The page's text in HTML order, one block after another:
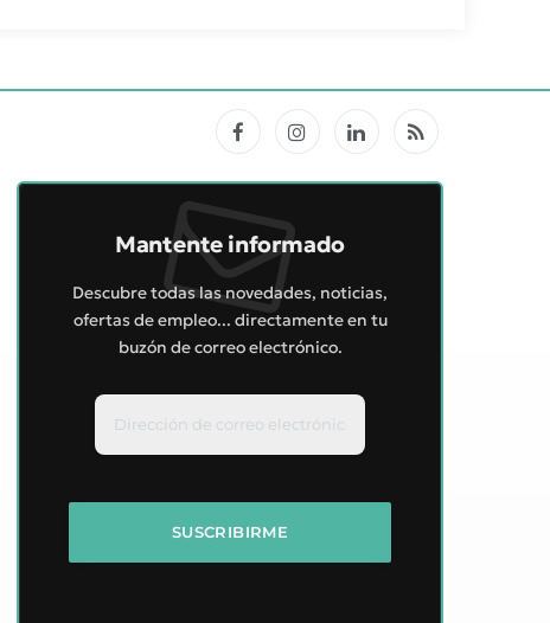
FacebookInstagramLinkedInRSS
Mantente informado
Descubre todas las novedades, noticias,
ofertas de empleo... directamente en tu
buzón de correo electrónico.